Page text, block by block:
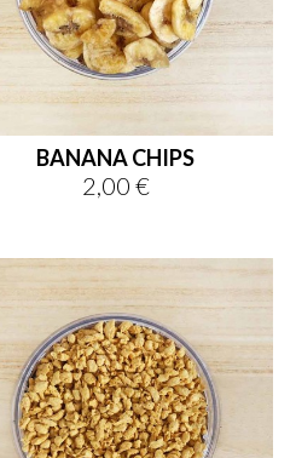
BANANA CHIPS
Prezzo
2,00 €